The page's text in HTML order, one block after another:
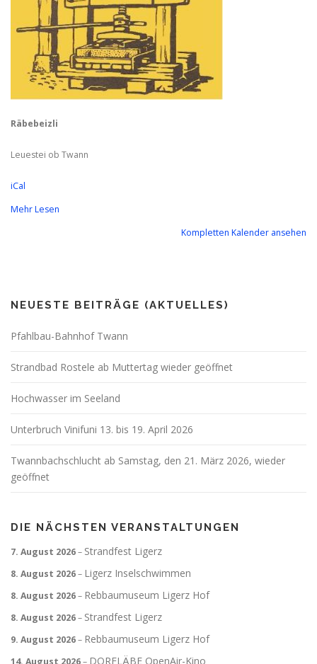
Räbebeizli
Leuestei ob Twann
iCal
Mehr Lesen
Kompletten Kalender ansehen
NEUESTE BEITRÄGE (AKTUELLES)
Pfahlbau-Bahnhof Twann
Strandbad Rostele ab Muttertag wieder geöffnet
Hochwasser im Seeland
Unterbruch Vinifuni 13. bis 19. April 2026
Twannbachschlucht ab Samstag, den 21. März 2026, wieder
geöffnet
DIE NÄCHSTEN VERANSTALTUNGEN
7. August 2026– Strandfest Ligerz
8. August 2026– Ligerz Inselschwimmen
8. August 2026– Rebbaumuseum Ligerz Hof
8. August 2026– Strandfest Ligerz
9. August 2026– Rebbaumuseum Ligerz Hof
DORFLÄBE OpenAir-Kino